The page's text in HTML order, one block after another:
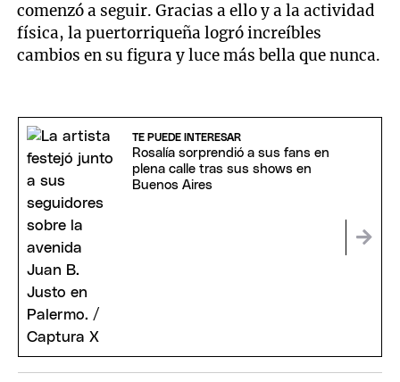
comenzó a seguir. Gracias a ello y a la actividad
física, la puertorriqueña logró increíbles
cambios en su figura y luce más bella que nunca.
TE PUEDE INTERESAR
Rosalía sorprendió a sus fans en
plena calle tras sus shows en
Buenos Aires